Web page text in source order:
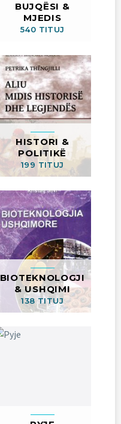
BUJQËSI &
MJEDIS
540 TITUJ
HISTORI &
POLITIKË
199 TITUJ
BIOTEKNOLOGJI
& USHQIMI
138 TITUJ